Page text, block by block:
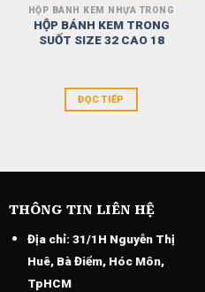
HỘP BÁNH KEM NHỰA TRONG
HỘP BÁNH KEM TRONG
SUỐT SIZE 32 CAO 18
ĐỌC TIẾP
THÔNG TIN LIÊN HỆ
Địa chỉ:31/1H Nguyễn Thị
Huê, Bà Điểm, Hóc Môn,
TpHCM